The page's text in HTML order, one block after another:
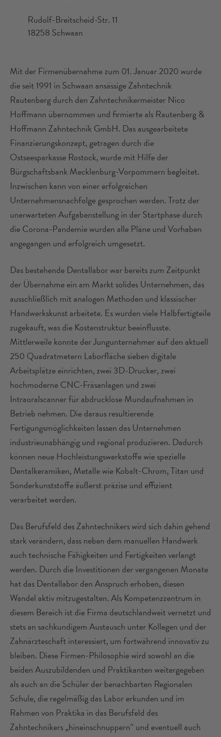
Rudolf-Breitscheid-Str. 11
18258 Schwaan
Mit der Firmenübernahme zum 01. Januar 2020 wurde
die seit 1991 in Schwaan ansässige Zahntechnik
Rautenberg durch den Zahntechnikermeister Nico
Hoffmann übernommen und firmierte als Rautenberg &
Hoffmann Zahntechnik GmbH. Das ausgearbeitete
Finanzierungskonzept, getragen durch die
Ostseesparkasse Rostock, wurde mit Hilfe der
Bürgschaftsbank Mecklenburg-Vorpommern begleitet.
Inzwischen kann von einer erfolgreichen
Unternehmensnachfolge gesprochen werden. Trotz der
unerwarteten Aufgabenstellung in der Startphase durch
die Corona-Pandemie wurden alle Pläne und Vorhaben
angegangen und erfolgreich umgesetzt.
Das bestehende Dentallabor war bereits zum Zeitpunkt
der Übernahme ein am Markt solides Unternehmen, das
ausschließlich mit analogen Methoden und klassischer
Handwerkskunst arbeitete. Es wurden viele Halbfertigteile
zugekauft, was die Kostenstruktur beeinflusste.
Mittlerweile konnte der Jungunternehmer auf den aktuell
250 Quadratmetern Laborfläche sieben digitale
Arbeitsplätze einrichten, zwei 3D-Drucker, zwei
hochmoderne CNC-Fräsanlagen und zwei
Intraoralscanner für abdrucklose Mundaufnahmen in
Betrieb nehmen. Die daraus resultierende
Fertigungsmöglichkeiten lassen das Unternehmen
industrieunabhängig und regional produzieren. Dadurch
können neue Hochleistungswerkstoffe wie spezielle
Dentalkeramiken, Metalle wie Kobalt-Chrom, Titan und
Sonderkunststoffe äußerst präzise und effizient
verarbeitet werden.
Das Berufsfeld des Zahntechnikers wird sich dahin gehend
stark verändern, dass neben dem manuellen Handwerk
auch technische Fähigkeiten und Fertigkeiten verlangt
werden. Durch die Investitionen der vergangenen Monate
hat das Dentallabor den Anspruch erhoben, diesen
Wandel aktiv mitzugestalten. Als Kompetenzzentrum in
diesem Bereich ist die Firma deutschlandweit vernetzt und
stets an sachkundigem Austausch unter Kollegen und der
Zahnärzteschaft interessiert, um fortwährend innovativ zu
bleiben. Diese Firmen-Philosophie wird sowohl an die
beiden Auszubildenden und Praktikanten weitergegeben
als auch an die Schüler der benachbarten Regionalen
Schule, die regelmäßig das Labor erkunden und im
Rahmen von Praktika in das Berufsfeld des
Zahntechnikers „hineinschnuppern“ und eventuell auch